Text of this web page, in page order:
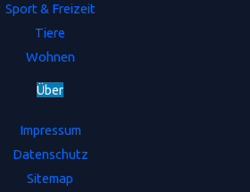
Sport & Freizeit
Tiere
Wohnen
Über
Impressum
Datenschutz
Sitemap